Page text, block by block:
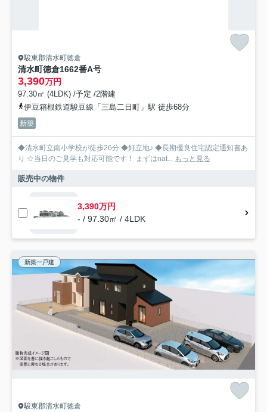
駿東郡清水町徳倉
清水町徳倉1662番A号
3,390万円
97.30㎡ (4LDK) /予定 /2階建
伊豆箱根鉄道駿豆線「三島二日町」駅 徒歩68分
新築
◆清水町立南小学校が徒歩26分 ◆好立地♪ ◆長期優良住宅認定通知書あ
り ☆当日のご見学も対応可能です！ まずはnat... もっと見る
販売中の物件
3,390万円
- / 97.30㎡ / 4LDK
新築一戸建
駿東郡清水町徳倉